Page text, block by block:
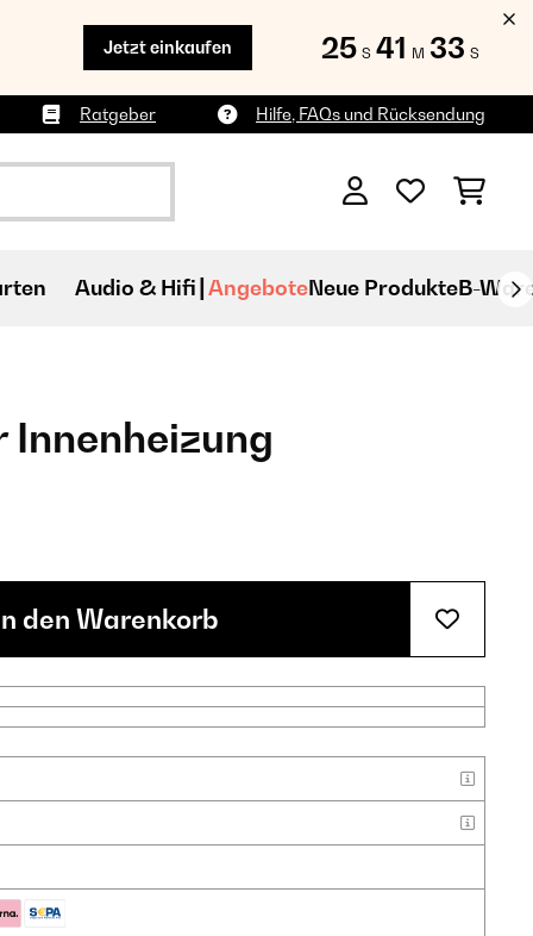
Jetzt einkaufen 25 S 41 M 32 S
Ratgeber Hilfe, FAQs und Rücksendung
Audio & Hifi AngeboteNeue ProdukteB-
den Warenkorb